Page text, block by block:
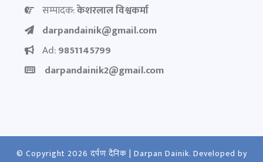
सम्पादक:केशरलाल विश्वकर्मा
darpandainik@gmail.com
Ad:9851145799
darpandainik2@gmail.com
© Copyright 2026 दर्पण दैनिक | Darpan Dainik. Developed by